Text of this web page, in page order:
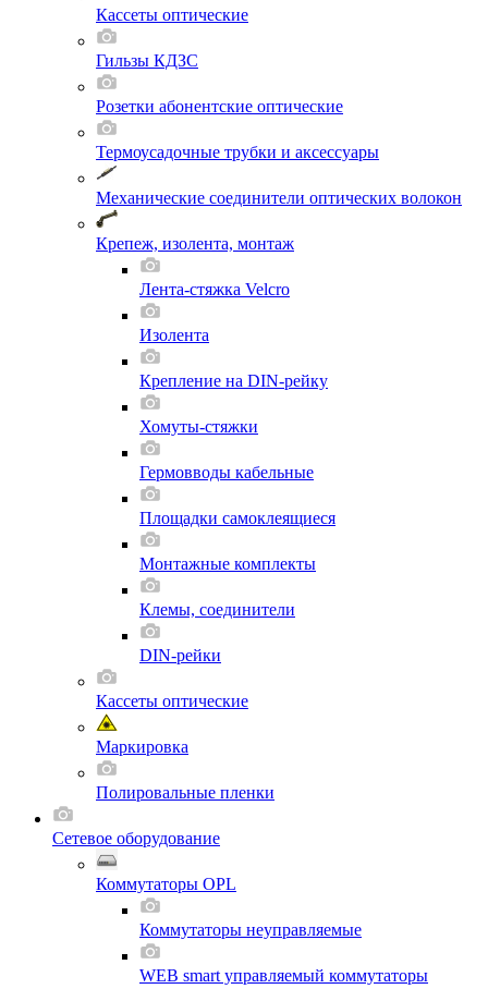
Кассеты оптические
Гильзы КДЗС
Розетки абонентские оптические
Термоусадочные трубки и аксессуары
Механические соединители оптических волокон
Крепеж, изолента, монтаж
Лента-стяжка Velcro
Изолента
Крепление на DIN-рейку
Хомуты-стяжки
Гермовводы кабельные
Площадки самоклеящиеся
Монтажные комплекты
Клемы, соединители
DIN-рейки
Кассеты оптические
Маркировка
Полировальные пленки
Сетевое оборудование
Коммутаторы OPL
Коммутаторы неуправляемые
WEB smart управляемый коммутаторы